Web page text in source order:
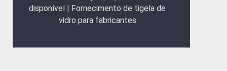
disponível | Fornecimento de tigela de
vidro para fabricantes